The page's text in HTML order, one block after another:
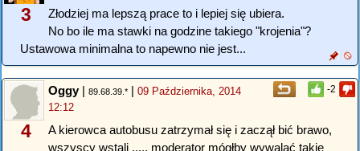
3
Złodziej ma lepszą prace to i lepiej się ubiera.
No bo ile ma stawki na godzine takiego "krojenia"?
Ustawowa minimalna to napewno nie jest...
-2
4
Oggy| 89.68.39.* | 09 Października, 2014
12:12
A kierowca autobusu zatrzymał się i zaczął bić brawo,
wszyscy wstali ..... moderator mógłby wywalać takie